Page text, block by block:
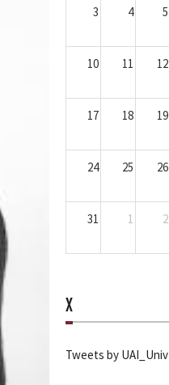
3 4 5
10 11 12
17 18 19
24 25 26
31 1 2
X
Tweets by UAI_Univ